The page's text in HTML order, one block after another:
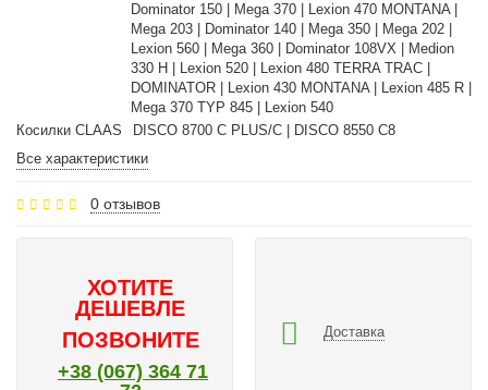
Dominator 150 | Mega 370 | Lexion 470 MONTANA |
Mega 203 | Dominator 140 | Mega 350 | Mega 202 |
Lexion 560 | Mega 360 | Dominator 108VX | Medion
330 H | Lexion 520 | Lexion 480 TERRA TRAC |
DOMINATOR | Lexion 430 MONTANA | Lexion 485 R |
Mega 370 TYP 845 | Lexion 540
Косилки CLAAS
DISCO 8700 C PLUS/C | DISCO 8550 C8
Все характеристики
0 отзывов
ХОТИТЕ
ДЕШЕВЛЕ
ПОЗВОНИТЕ
+38 (067) 364 71
Доставка